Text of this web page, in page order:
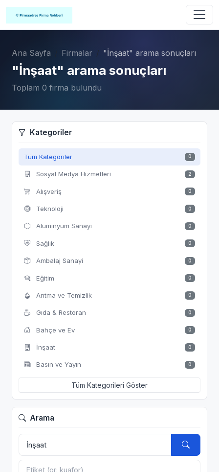
Ana Sayfa Firmalar "İnşaat" arama sonuçları
"İnşaat" arama sonuçları
Toplam 0 firma bulundu
Kategoriler
Tüm Kategoriler 0
Sosyal Medya Hizmetleri 2
Alışveriş 0
Teknoloji 0
Alüminyum Sanayi 0
Sağlık 0
Ambalaj Sanayi 0
Eğitim 0
Arıtma ve Temizlik 0
Gıda & Restoran 0
Bahçe ve Ev 0
İnşaat 0
Basın ve Yayın 0
Tüm Kategorileri Göster
Arama